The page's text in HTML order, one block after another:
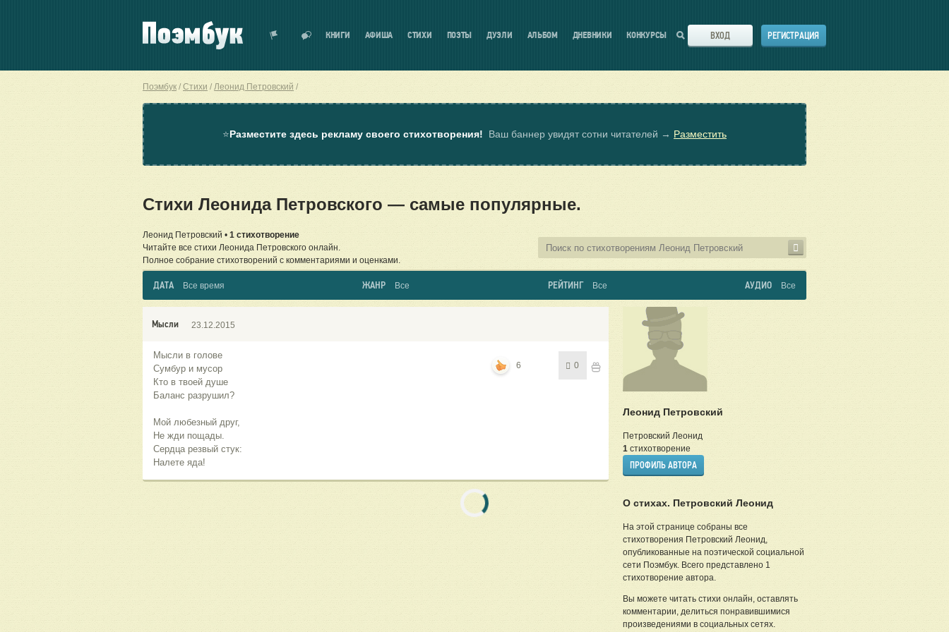
КНИГИ АФИША СТИХИ ПОЭТЫ ДУЭЛИ АЛЬБОМ ДНЕВНИКИ КОНКУРСЫ ВХОД РЕГИСТРАЦИЯ
Поэмбук Стихи Леонид Петровский
⭐Разместите здесь рекламу своего стихотворения! Ваш баннер увидят сотни читателей → Разместить
Стихи Леонида Петровского — самые популярные.
Леонид Петровский • 1 стихотворение
Читайте все стихи Леонида Петровского онлайн.
Полное собрание стихотворений с комментариями и оценками.
ДАТА Все время ЖАНР Все РЕЙТИНГ Все АУДИО Все
Мысли 23.12.2015
Мысли в голове
Сумбур и мусор
Кто в твоей душе
Баланс разрушил?
Мой любезный друг,
Не жди пощады.
Сердца резвый стук:
Налете яда!
6 0
Леонид Петровский
Петровский Леонид
1стихотворение
ПРОФИЛЬ АВТОРА
О стихах. Петровский Леонид
На этой странице собраны все
стихотворения Петровский Леонид,
опубликованные на поэтической социальной
сети Поэмбук. Всего представлено 1
стихотворение автора.
Вы можете читать стихи онлайн, оставлять
комментарии, делиться понравившимися
произведениями в социальных сетях.